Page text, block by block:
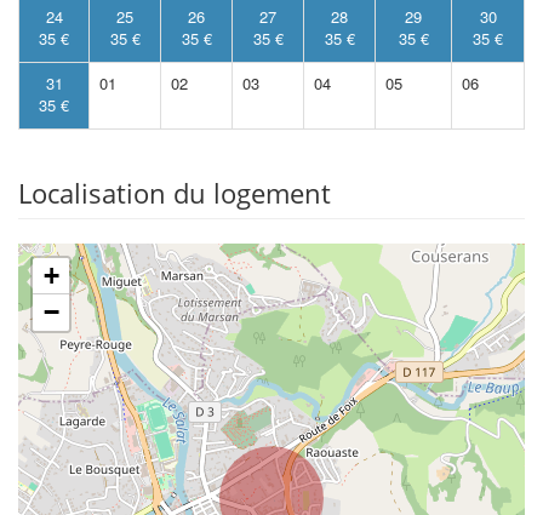
24
35 €
25
35 €
26
35 €
27
35 €
28
35 €
29
35 €
30
35 €
31
35 €
01 02 03 04 05 06
Localisation du logement
+
−